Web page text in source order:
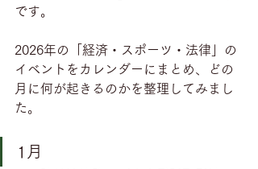
です。
2026年の「経済・スポーツ・法律」の
イベントをカレンダーにまとめ、どの
月に何が起きるのかを整理してみまし
た。
1月